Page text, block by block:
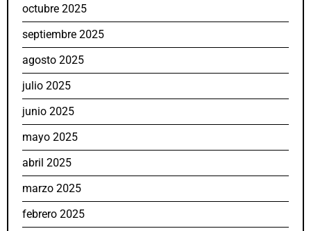
octubre 2025
septiembre 2025
agosto 2025
julio 2025
junio 2025
mayo 2025
abril 2025
marzo 2025
febrero 2025